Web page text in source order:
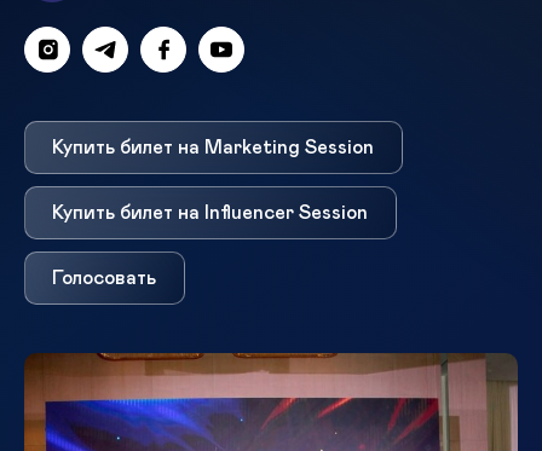
Купить билет на Marketing Session
Купить билет на Influencer Session
Голосовать